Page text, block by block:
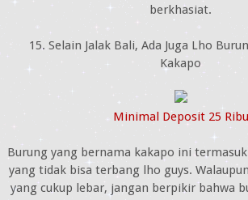
berkhasiat.
15. Selain Jalak Bali, Ada Juga Lho
Kakapo
Minimal Deposit 25 Ribu
Burung yang bernama kakapo ini
yang tidak bisa terbang lho guys.
yang cukup lebar, jangan berpikir bahwa